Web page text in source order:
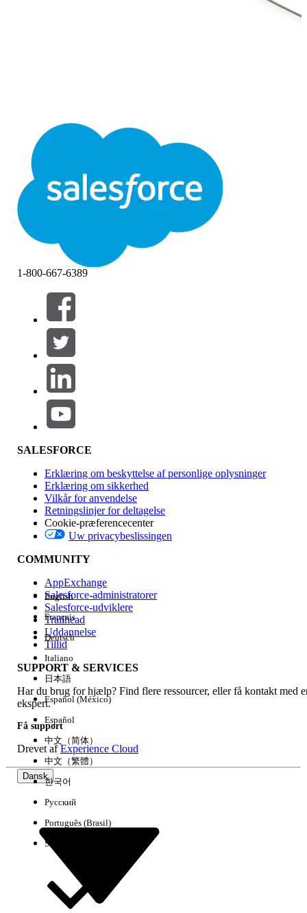
1-800-667-6389
SALESFORCE
Erklæring om beskyttelse af personlige oplysninger
Erklæring om sikkerhed
Vilkår for anvendelse
Retningslinjer for deltagelse
Cookie-præferencecenter
Uw privacybeslissingen
COMMUNITY
AppExchange
Salesforce-administratorer
Salesforce-udviklere
Trailhead
Uddannelse
Tillid
SUPPORT & SERVICES
Har du brug for hjælp? Find flere ressourcer, eller få kontakt med
ekspert.
Få support
Drevet afExperience Cloud
Dansk
English
Français
Deutsch
Italiano
日本語
Español (México)
Español
中文（简体）
中文（繁體）
한국어
Русский
Português (Brasil)
Suomi